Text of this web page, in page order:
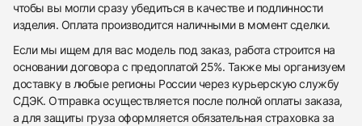
чтобы вы могли сразу убедиться в качестве и подлинности
изделия. Оплата производится наличными в момент сделки.
Если мы ищем для вас модель под заказ, работа строится на
основании договора с предоплатой 25%. Также мы организуем
доставку в любые регионы России через курьерскую службу
СДЭК. Отправка осуществляется после полной оплаты заказа,
а для защиты груза оформляется обязательная страховка за
Отправить заявку
Приложите фото ваших часов…
Отправить заявку